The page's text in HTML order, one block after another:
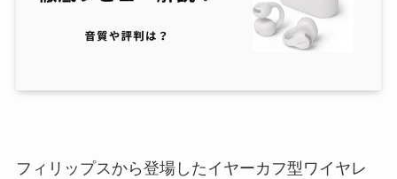
フィリップスから登場したイヤーカフ型ワイヤレ